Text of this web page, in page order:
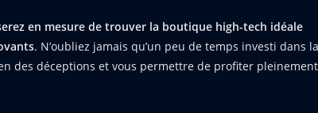
en mesure de trouver la boutique high-tech idéale
. N’oubliez jamais qu’un peu de temps investi dans la
des déceptions et vous permettre de profiter pleinement